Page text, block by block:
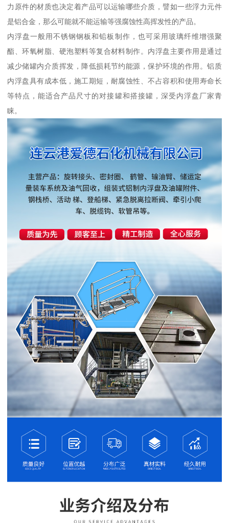
力原件的材质也决定着产品可以运输哪些介质，譬如一些浮力元件
是铝合金，那么可能就不能运输等强腐蚀性高挥发性的产品。
内浮盘一般用不锈钢钢板和铅板制作，也可采用玻璃纤维增强聚
酯、环氧树脂、硬泡塑料等复合材料制作。内浮盘主要作用是通过
减少储罐内介质挥发，降低损耗节约能源，保护环境的作用。铝质
内浮盘具有成本低，施工期短，耐腐蚀性、不占容积和使用寿命长
等特点，能适合产品尺寸的对接罐和搭接罐，深受内浮盘厂家青
睐。